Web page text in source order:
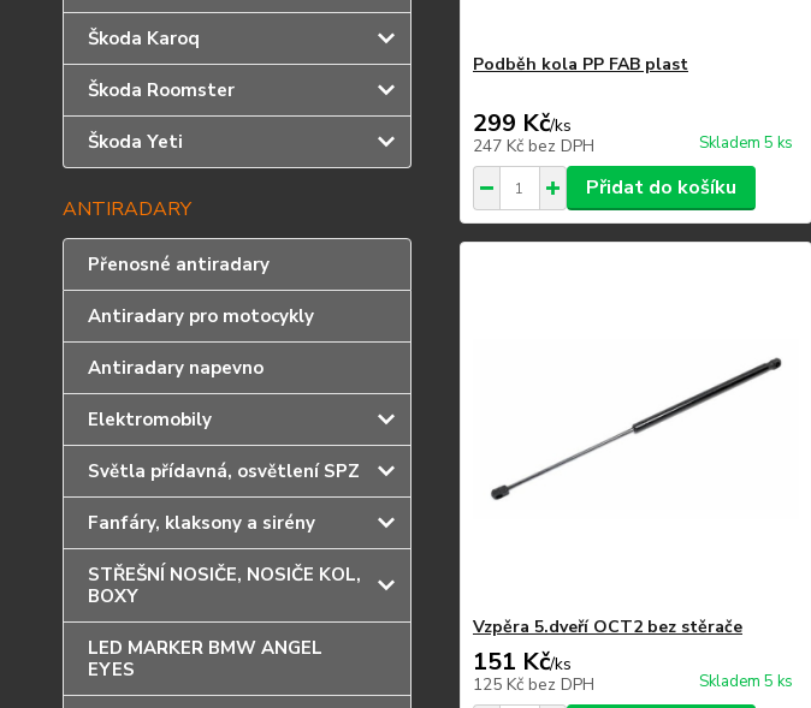
Škoda Karoq
Škoda Roomster
Škoda Yeti
ANTIRADARY
Přenosné antiradary
Antiradary pro motocykly
Antiradary napevno
Elektromobily
Světla přídavná, osvětlení SPZ
Fanfáry, klaksony a sirény
STŘEŠNÍ NOSIČE, NOSIČE KOL,
BOXY
LED MARKER BMW ANGEL
EYES
Podběh kola PP FAB plast
299 Kč/ks
247 Kč bez DPH Skladem 5 ks
Přidat do košíku
Vzpěra 5.dveří OCT2 bez stěrače
151 Kč/ks
125 Kč bez DPH Skladem 5 ks